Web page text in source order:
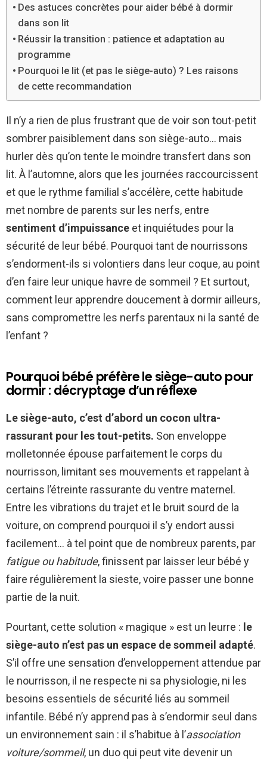
Des astuces concrètes pour aider bébé à dormir
dans son lit
Réussir la transition : patience et adaptation au
programme
Pourquoi le lit (et pas le siège-auto) ? Les raisons
de cette recommandation
Il n’y a rien de plus frustrant que de voir son tout-petit
sombrer paisiblement dans son siège-auto… mais
hurler dès qu’on tente le moindre transfert dans son
lit. À l’automne, alors que les journées raccourcissent
et que le rythme familial s’accélère, cette habitude
met nombre de parents sur les nerfs, entre
sentiment d’impuissance et inquiétudes pour la
sécurité de leur bébé. Pourquoi tant de nourrissons
s’endorment-ils si volontiers dans leur coque, au point
d’en faire leur unique havre de sommeil ? Et surtout,
comment leur apprendre doucement à dormir ailleurs,
sans compromettre les nerfs parentaux ni la santé de
l’enfant ?
Pourquoi bébé préfère le siège-auto pour
dormir : décryptage d’un réflexe
Le siège-auto, c’est d’abord un cocon ultra-
rassurant pour les tout-petits. Son enveloppe
molletonnée épouse parfaitement le corps du
nourrisson, limitant ses mouvements et rappelant à
certains l’étreinte rassurante du ventre maternel.
Entre les vibrations du trajet et le bruit sourd de la
voiture, on comprend pourquoi il s’y endort aussi
facilement… à tel point que de nombreux parents, par
fatigue ou habitude, finissent par laisser leur bébé y
faire régulièrement la sieste, voire passer une bonne
partie de la nuit.
Pourtant, cette solution « magique » est un leurre : le
siège-auto n’est pas un espace de sommeil adapté.
S’il offre une sensation d’enveloppement attendue par
le nourrisson, il ne respecte ni sa physiologie, ni les
besoins essentiels de sécurité liés au sommeil
infantile. Bébé n’y apprend pas à s’endormir seul dans
un environnement sain : il s’habitue à l’association
voiture/sommeil, un duo qui peut vite devenir un